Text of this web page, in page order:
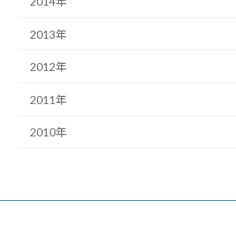
2013年
2012年
2011年
2010年